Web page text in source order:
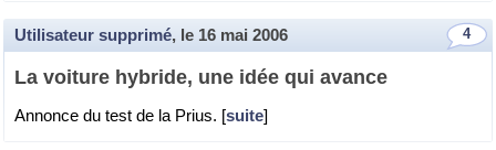
4
Utilisateur supprimé, le 16 mai 2006
La voi­ture hy­bride, une idée qui avance
An­nonce du test de la Prius. [suite]